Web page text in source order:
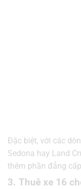
Đặc biệt, với các
Sedona hay Land
thêm phần đẳng
3. Thuê xe 16